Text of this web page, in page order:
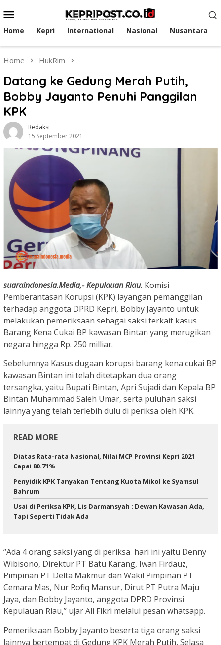
to
contentMenu
Home Kepri International Nasional Nusantara
Home HukRim
Datang ke Gedung Merah Putih,
Bobby Jayanto Penuhi Panggilan
KPK
Redaksi
15 September 2021
suaraindonesia.Media,- Kepulauan Riau. Komisi
Pemberantasan Korupsi (KPK) layangan pemanggilan
terhadap anggota DPRD Kepri, Bobby Jayanto untuk
melakukan pemeriksaan sebagai saksi terkait kasus
Barang Kena Cukai BP kawasan Bintan yang merugikan
negara hingga Rp. 250 milliar.
Sebelumnya Kasus dugaan korupsi barang kena cukai BP
kawasan Bintan ini telah ditetapkan dua orang
tersangka, yaitu Bupati Bintan, Apri Sujadi dan Kepala BP
Bintan Muhammad Saleh Umar, serta puluhan saksi
lainnya yang telah terlebih dulu di periksa oleh KPK.
READ MORE
Diatas Rata-rata Nasional, Nilai MCP Provinsi Kepri 2021
Capai 80.71%
Penyidik KPK Tanyakan Tentang Kuota Mikol ke Syamsul
Bahrum
Usai di Periksa KPK, Lis Darmansyah : Dewan Kawasan Ada,
Tapi Seperti Tidak Ada
“Ada 4 orang saksi yang di periksa hari ini yaitu Denny
Wibisono, Direktur PT Batu Karang, Iwan Firdauz,
Pimpinan PT Delta Makmur dan Wakil Pimpinan PT
Cemara Mas, Nur Rofiq Mansur, Dirut PT Putra Maju
Jaya, dan Bobby Jayanto, anggota DPRD Provinsi
Kepulauan Riau,” ujar Ali Fikri melalui pesan whatsapp.
Pemeriksaan Bobby Jayanto beserta tiga orang saksi
lainnya bertempat di Gedung KPK Merah Putih, Selasa